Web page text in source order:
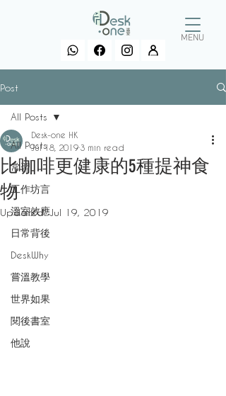
MENU
Post
All Posts
常習
工作坊言
溫室效應
日常背後
DeskWhy
嘗溫教學
世界如果
閱後書室
他說
All Posts
比咖啡更健康的5種提神食
物
Desk-one HK
Jul 18, 2019 3 min read
Updated:Jul 19, 2019